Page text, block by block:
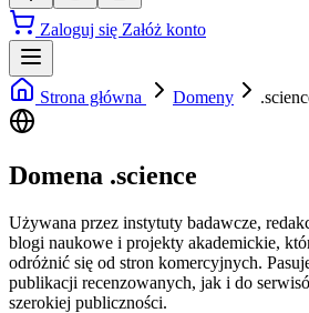
Zaloguj się Załóż konto
Strona główna Domeny
Domena .science
Używana przez instytuty badawcze,
blogi naukowe i projekty akademickie,
odróżnić się od stron komercyjnych.
publikacji recenzowanych, jak i do
szerokiej publiczności.